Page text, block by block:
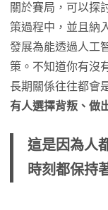
關於賽局，可以探
策過程中，並且納
發展為能透過人工
策。不知道你有沒
長期關係往往都會
有人選擇背叛、做
這是因為人
時刻都保持